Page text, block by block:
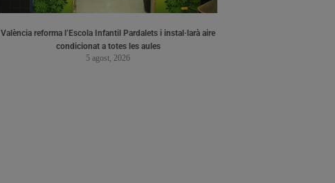
València reforma l’Escola Infantil Pardalets i instal·larà aire
condicionat a totes les aules
5 agost, 2026